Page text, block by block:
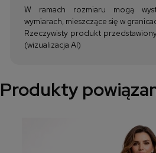
W ramach rozmiaru mogą
wymiarach, mieszczące się w
Rzeczywisty produkt
(wizualizacja AI)
Produkty